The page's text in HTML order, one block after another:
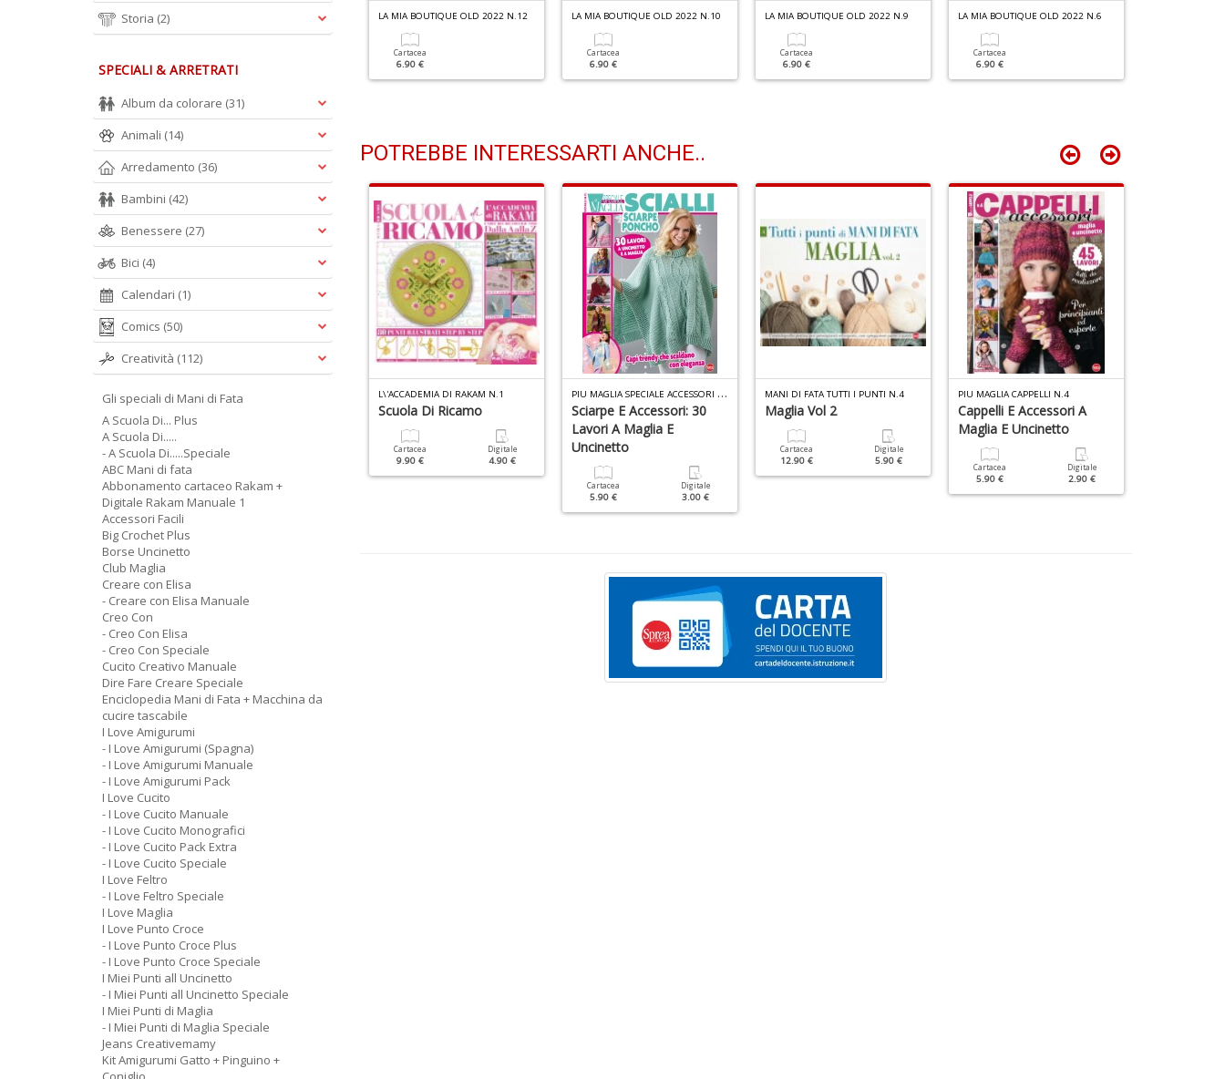
MIA BOUTIQUE OLD 2022 N.3 LA MIA BOUTIQUE OLD 2022 N.1
6.90 €
LA MIA BOUTIQUE OLD 2022 N.12
Cartacea
6.90 €
LA MIA BOUTIQUE OLD 2022 N.10
Cartacea
6.90 €
LA MIA BOUTIQUE OLD 2022 N.9
Cartacea
6.90 €
LA MIA BOUTIQUE OLD 2022 N.6
Cartacea
6.90 €
POTREBBE INTERESSARTI ANCHE..
DI GIO PLUS N.10
Digitale
5.90 €
LA NUOVA MAGLIA CAPPELLI N.2 L\'ACCADEMIA DI RAKAM N.1
Scuola Di Ricamo
Cartacea
9.90 €
Digitale
4.90 €
P
IU MAGLIA SPECIALE ACCESSORI N.10
Sciarpe E Accessori: 30
Lavori A Maglia E
Uncinetto
Cartacea
5.90 €
Digitale
3.00 €
MANI DI FATA TUTTI I PUNTI N.4
Maglia Vol 2
Cartacea
12.90 €
Digitale
5.90 €
PIU MAGLIA CAPPELLI N.4
Cappelli E Accessori A
Maglia E Uncinetto
Cartacea
5.90 €
Digitale
2.90 €
Storia (2)
SPECIALI & ARRETRATI
Album da colorare (31)
Animali (14)
Arredamento (36)
Bambini (42)
Benessere (27)
Bici (4)
Calendari (1)
Comics (50)
Creatività (112)
Gli speciali di Mani di Fata
A Scuola Di... Plus
A Scuola Di.....
- A Scuola Di.....Speciale
ABC Mani di fata
Abbonamento cartaceo Rakam +
Digitale Rakam Manuale 1
Accessori Facili
Big Crochet Plus
Borse Uncinetto
Club Maglia
Creare con Elisa
- Creare con Elisa Manuale
Creo Con
- Creo Con Elisa
- Creo Con Speciale
Cucito Creativo Manuale
Dire Fare Creare Speciale
Enciclopedia Mani di Fata + Macchina da
cucire tascabile
I Love Amigurumi
- I Love Amigurumi (Spagna)
- I Love Amigurumi Manuale
- I Love Amigurumi Pack
I Love Cucito
- I Love Cucito Manuale
- I Love Cucito Monografici
- I Love Cucito Pack Extra
- I Love Cucito Speciale
I Love Feltro
- I Love Feltro Speciale
I Love Maglia
I Love Punto Croce
- I Love Punto Croce Plus
- I Love Punto Croce Speciale
I Miei Punti all Uncinetto
- I Miei Punti all Uncinetto Speciale
I Miei Punti di Maglia
- I Miei Punti di Maglia Speciale
Jeans Creativemamy
Kit Amigurumi Gatto + Pinguino +